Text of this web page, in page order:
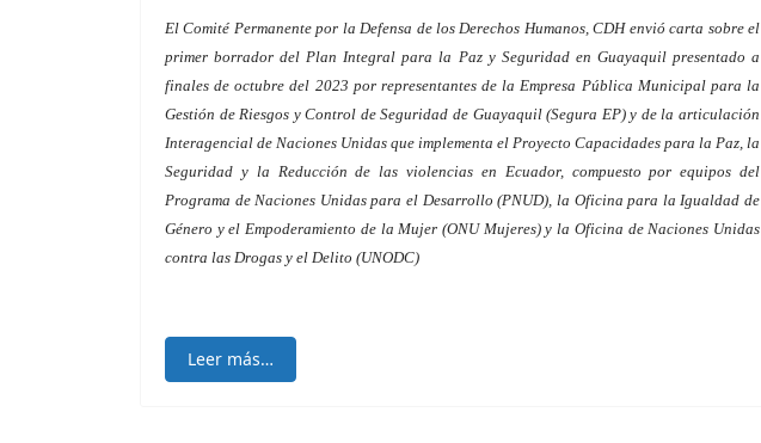
El Comité Permanente por la Defensa de los Derechos Humanos, CDH envió carta sobre el
primer borrador del Plan Integral para la Paz y Seguridad en Guayaquil presentado a
finales de octubre del 2023 por representantes de la Empresa Pública Municipal para la
Gestión de Riesgos y Control de Seguridad de Guayaquil (Segura EP) y de la articulación
Interagencial de Naciones Unidas que implementa el Proyecto Capacidades para la Paz, la
Seguridad y la Reducción de las violencias en Ecuador, compuesto por equipos del
Programa de Naciones Unidas para el Desarrollo (PNUD), la Oficina para la Igualdad de
Género y el Empoderamiento de la Mujer (ONU Mujeres) y la Oficina de Naciones Unidas
contra las Drogas y el Delito (UNODC)
Leer más…